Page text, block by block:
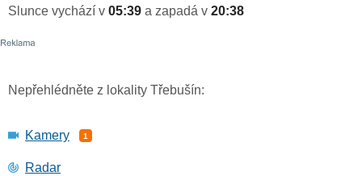
Slunce vychází v 05:39 a zapadá v 20:38
Nepřehlédněte z lokality Třebušín:
Kamery 1
Radar